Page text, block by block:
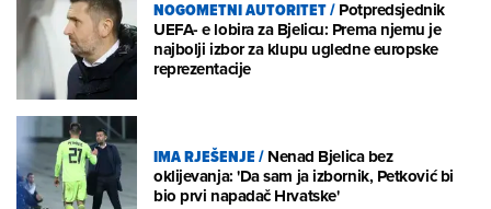
NOGOMETNI AUTORITET/Potpredsjednik
UEFA- e lobira za Bjelicu: Prema njemu je
najbolji izbor za klupu ugledne europske
reprezentacije
IMA RJEŠENJE/Nenad Bjelica bez
oklijevanja: 'Da sam ja izbornik, Petković bi
bio prvi napadač Hrvatske'